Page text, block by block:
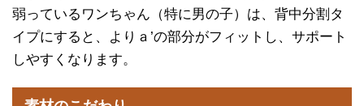
弱っているワンちゃん（特に男の子）は、背中分割タ
イプにすると、よりａ’の部分がフィットし、サポート
しやすくなります。